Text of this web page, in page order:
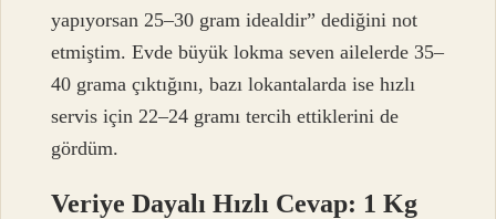
yapıyorsan 25–30 gram idealdir” dediğini not
etmiştim. Evde büyük lokma seven ailelerde 35–
40 grama çıktığını, bazı lokantalarda ise hızlı
servis için 22–24 gramı tercih ettiklerini de
gördüm.
Veriye Dayalı Hızlı Cevap: 1 Kg